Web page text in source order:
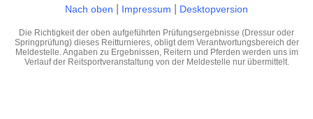
Nach oben Impressum Desktopversion
Die Richtigkeit der oben aufgeführten Prüfungsergebnisse (Dressur oder
Springprüfung) dieses Reitturnieres, obligt dem Verantwortungsbereich der
Meldestelle. Angaben zu Ergebnissen, Reitern und Pferden werden uns im
Verlauf der Reitsportveranstaltung von der Meldestelle nur übermittelt.